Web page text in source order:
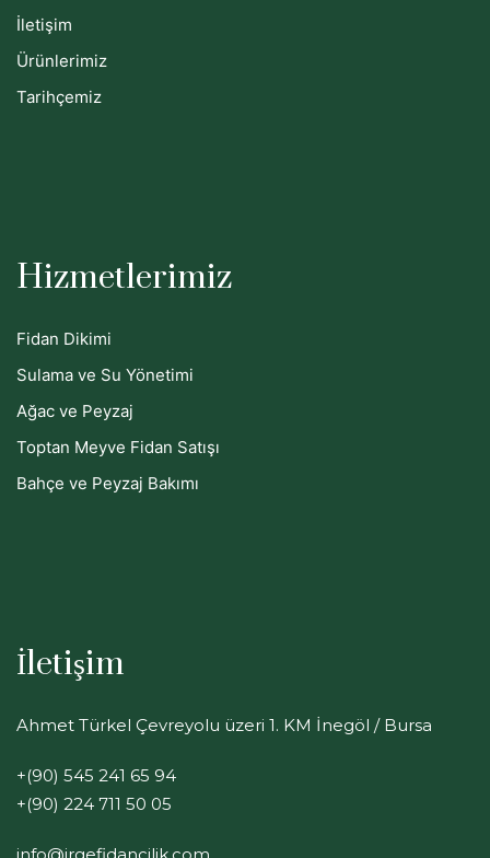
İletişim
Ürünlerimiz
Tarihçemiz
Hizmetlerimiz
Fidan Dikimi
Sulama ve Su Yönetimi
Ağac ve Peyzaj
Toptan Meyve Fidan Satışı
Bahçe ve Peyzaj Bakımı
İletişim
Ahmet Türkel Çevreyolu üzeri 1. KM İnegöl / Bursa
+(90) 545 241 65 94
+(90) 224 711 50 05
info@irgefidancilik.com